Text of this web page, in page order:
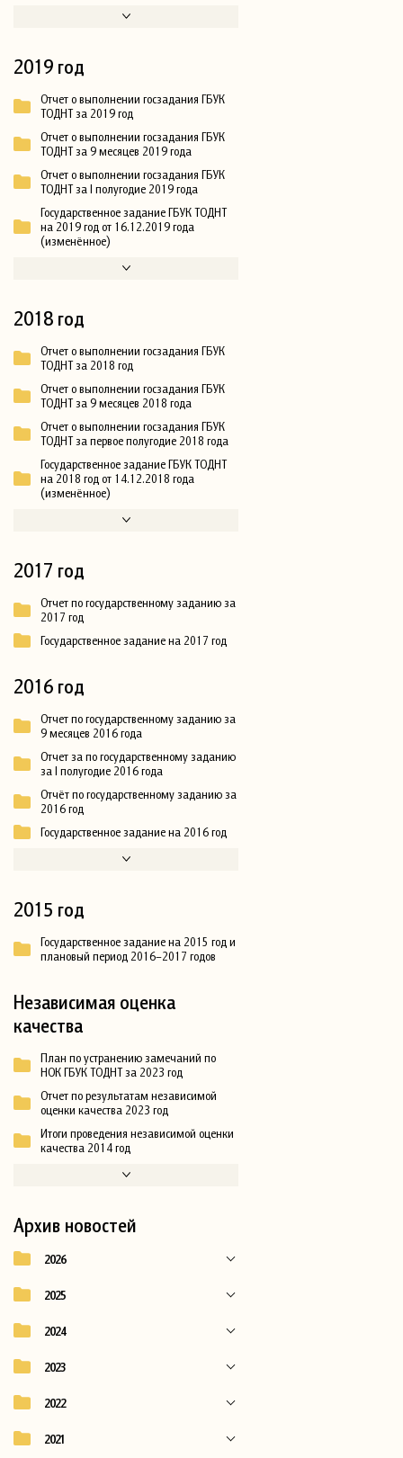
2019 год
Отчет о выполнении госзадания ГБУК
ТОДНТ за 2019 год
Отчет о выполнении госзадания ГБУК
ТОДНТ за 9 месяцев 2019 года
Отчет о выполнении госзадания ГБУК
ТОДНТ за I полугодие 2019 года
Государственное задание ГБУК ТОДНТ
на 2019 год от 16.12.2019 года
(изменённое)
2018 год
Отчет о выполнении госзадания ГБУК
ТОДНТ за 2018 год
Отчет о выполнении госзадания ГБУК
ТОДНТ за 9 месяцев 2018 года
Отчет о выполнении госзадания ГБУК
ТОДНТ за первое полугодие 2018 года
Государственное задание ГБУК ТОДНТ
на 2018 год от 14.12.2018 года
(изменённое)
2017 год
Отчет по государственному заданию за
2017 год
Государственное задание на 2017 год
2016 год
Отчет по государственному заданию за
9 месяцев 2016 года
Отчет за по государственному заданию
за I полугодие 2016 года
Отчёт по государственному заданию за
2016 год
Государственное задание на 2016 год
2015 год
Государственное задание на 2015 год и
плановый период 2016–2017 годов
Независимая оценка
качества
План по устранению замечаний по
НОК ГБУК ТОДНТ за 2023 год
Отчет по результатам независимой
оценки качества 2023 год
Итоги проведения независимой оценки
качества 2014 год
Архив новостей
2026
2025
2024
2023
2022
2021